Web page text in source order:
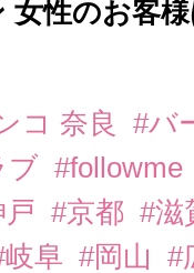
女性のお客
コ 奈良
#バ
ブ #followme
#京都 #
岐阜 #岡山
#